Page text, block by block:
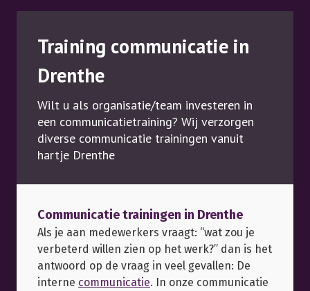
Training communicatie in
Drenthe
Wilt u als organisatie/team investeren in
een communicatietraining? Wij verzorgen
diverse communicatie trainingen vanuit
hartje Drenthe
Communicatie trainingen in Drenthe
Als je aan medewerkers vraagt: “wat zou je
verbeterd willen zien op het werk?” dan is het
antwoord op de vraag in veel gevallen: De
interne communicatie. In onze communicatie